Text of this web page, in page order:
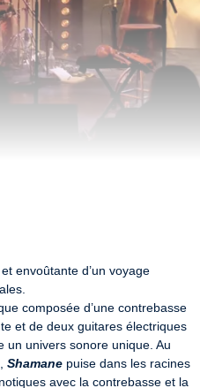
envoûtante d’un voyage
composée d’une contrebasse
et de deux guitares électriques
un univers sonore unique. Au
Shamane puise dans les racines
avec la contrebasse et la